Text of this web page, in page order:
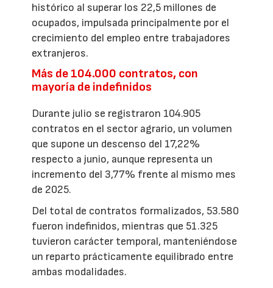
histórico al superar los 22,5 millones de
ocupados, impulsada principalmente por el
crecimiento del empleo entre trabajadores
extranjeros.
Más de 104.000 contratos, con
mayoría de indefinidos
Durante julio se registraron 104.905
contratos en el sector agrario, un volumen
que supone un descenso del 17,22%
respecto a junio, aunque representa un
incremento del 3,77% frente al mismo mes
de 2025.
Del total de contratos formalizados, 53.580
fueron indefinidos, mientras que 51.325
tuvieron carácter temporal, manteniéndose
un reparto prácticamente equilibrado entre
ambas modalidades.